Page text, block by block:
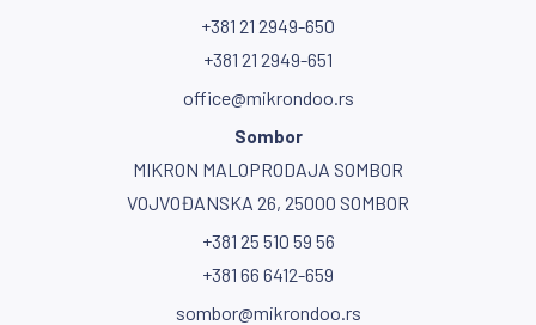
+381 21 2949-650
+381 21 2949-651
office@mikrondoo.rs
Sombor
MIKRON MALOPRODAJA SOMBOR
VOJVOĐANSKA 26, 25000 SOMBOR
+381 25 510 59 56
+381 66 6412-659
sombor@mikrondoo.rs